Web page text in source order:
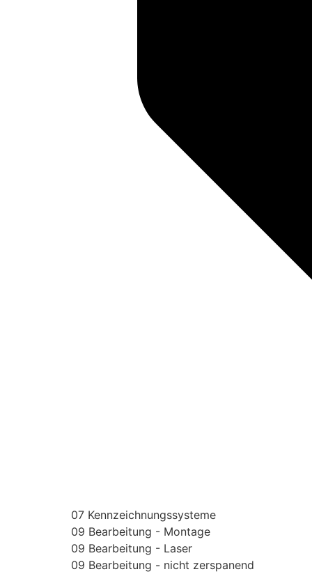
07 Kennzeichnungssysteme
09 Bearbeitung - Montage
09 Bearbeitung - Laser
09 Bearbeitung - nicht zerspanend